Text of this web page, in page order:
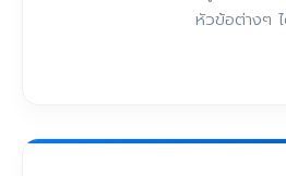
หัวข้อต่างๆ